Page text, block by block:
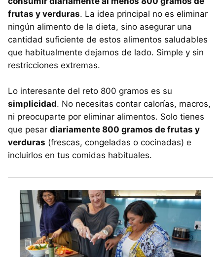
frutas y verduras. La idea principal no es eliminar
ningún alimento de la dieta, sino asegurar una
cantidad suficiente de estos alimentos saludables
que habitualmente dejamos de lado. Simple y sin
restricciones extremas.
Lo interesante del reto 800 gramos es su
simplicidad. No necesitas contar calorías, macros,
ni preocuparte por eliminar alimentos. Solo tienes
que pesar diariamente 800 gramos de frutas y
verduras (frescas, congeladas o cocinadas) e
incluirlos en tus comidas habituales.